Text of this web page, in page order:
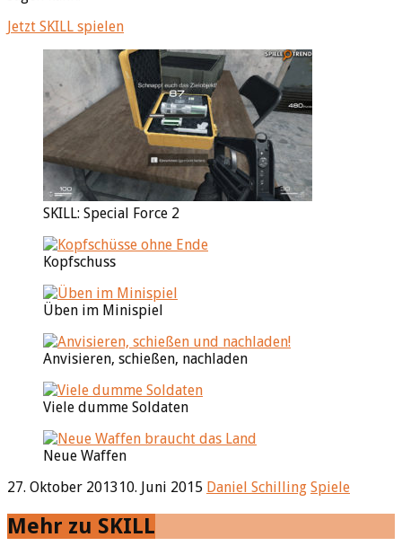
Jetzt SKILL spielen
SKILL: Special Force 2
Kopfschuss
Üben im Minispiel
Anvisieren, schießen, nachladen
Viele dumme Soldaten
Neue Waffen
27. Oktober 201310. Juni 2015 Daniel Schilling Spiele
Mehr zu SKILL